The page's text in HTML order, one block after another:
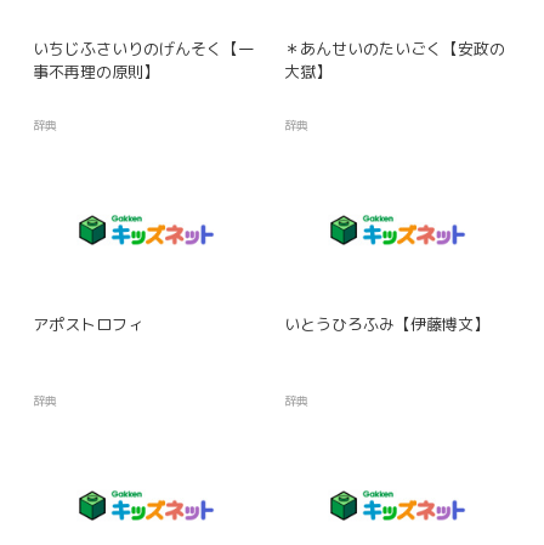
いちじふさいりのげんそく【一
事不再理の原則】
辞典
＊あんせいのたいごく【安政の
大獄】
辞典
アポストロフィ
辞典
いとうひろふみ【伊藤博文】
辞典